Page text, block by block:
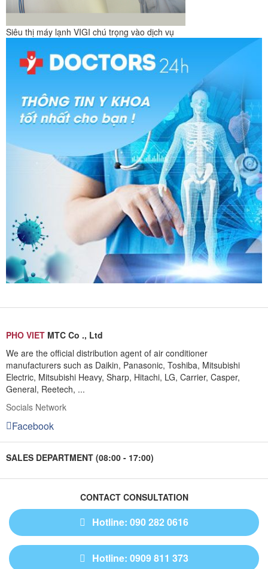
Siêu thị máy lạnh VIGI chú trọng vào dịch vụ
PHO VIET MTC Co ., Ltd
We are the official distribution agent of air conditioner
manufacturers such as Daikin, Panasonic, Toshiba, Mitsubishi
Electric, Mitsubishi Heavy, Sharp, Hitachi, LG, Carrier, Casper,
General, Reetech, ...
Socials Network
Facebook
SALES DEPARTMENT (08:00 - 17:00)
CONTACT CONSULTATION
Hotline: 090 282 0616
Hotline: 0909 811 373